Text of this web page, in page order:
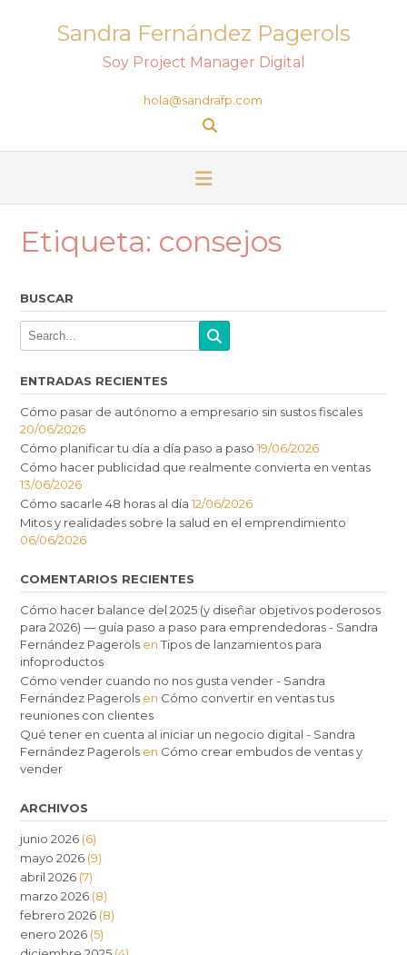
Sandra Fernández Pagerols
Soy Project Manager Digital
hola@sandrafp.com
Etiqueta: consejos
BUSCAR
ENTRADAS RECIENTES
Cómo pasar de autónomo a empresario sin sustos fiscales
20/06/2026
Cómo planificar tu día a día paso a paso 19/06/2026
Cómo hacer publicidad que realmente convierta en ventas
13/06/2026
Cómo sacarle 48 horas al día 12/06/2026
Mitos y realidades sobre la salud en el emprendimiento
06/06/2026
COMENTARIOS RECIENTES
Cómo hacer balance del 2025 (y diseñar objetivos poderosos
para 2026) — guía paso a paso para emprendedoras - Sandra
Fernández Pagerols enTipos de lanzamientos para
infoproductos
Cómo vender cuando no nos gusta vender - Sandra
Fernández Pagerols en Cómo convertir en ventas tus
reuniones con clientes
Qué tener en cuenta al iniciar un negocio digital - Sandra
Fernández Pagerols en Cómo crear embudos de ventas y
vender
ARCHIVOS
junio 2026 (6)
mayo 2026 (9)
abril 2026 (7)
marzo 2026 (8)
febrero 2026 (8)
enero 2026 (5)